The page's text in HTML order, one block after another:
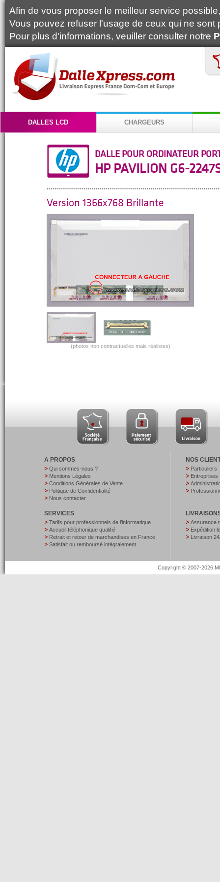
Afin de vous proposer le meilleur service
Vous pouvez refuser l'usage de ceux qui ne
Pour plus d'informations, veuiller consulter notre
DALLES LCD CHARGEURS
DALLE POUR ORDINATEUR
HP PAVILION G6-
Version 1366x768 Brillante
(photos non contractuelles mais réalistes)
A PROPOS
Qui sommes-nous ?
Mentions Légales
Conditions Générales de Vente
Politique de Confidentialité
Nous contacter
SERVICES
Tarifs pour professionnels de l’informatique
Accueil téléphonique qualifié
Retrait et retour de marchandises en France
Satisfait ou remboursé intégralement
NOS
Particuliers
Entreprises
Assurance
Expédition
Livraison
Copyright © 2007-2026